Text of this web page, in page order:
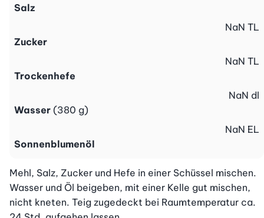
Salz
Zucker
NaN TL
Trockenhefe
NaN TL
Wasser (380 g)
NaN dl
Sonnenblumenöl
NaN EL
Mehl, Salz, Zucker und Hefe in einer Schüssel mischen.
Wasser und Öl beigeben, mit einer Kelle gut mischen,
nicht kneten. Teig zugedeckt bei Raumtemperatur ca.